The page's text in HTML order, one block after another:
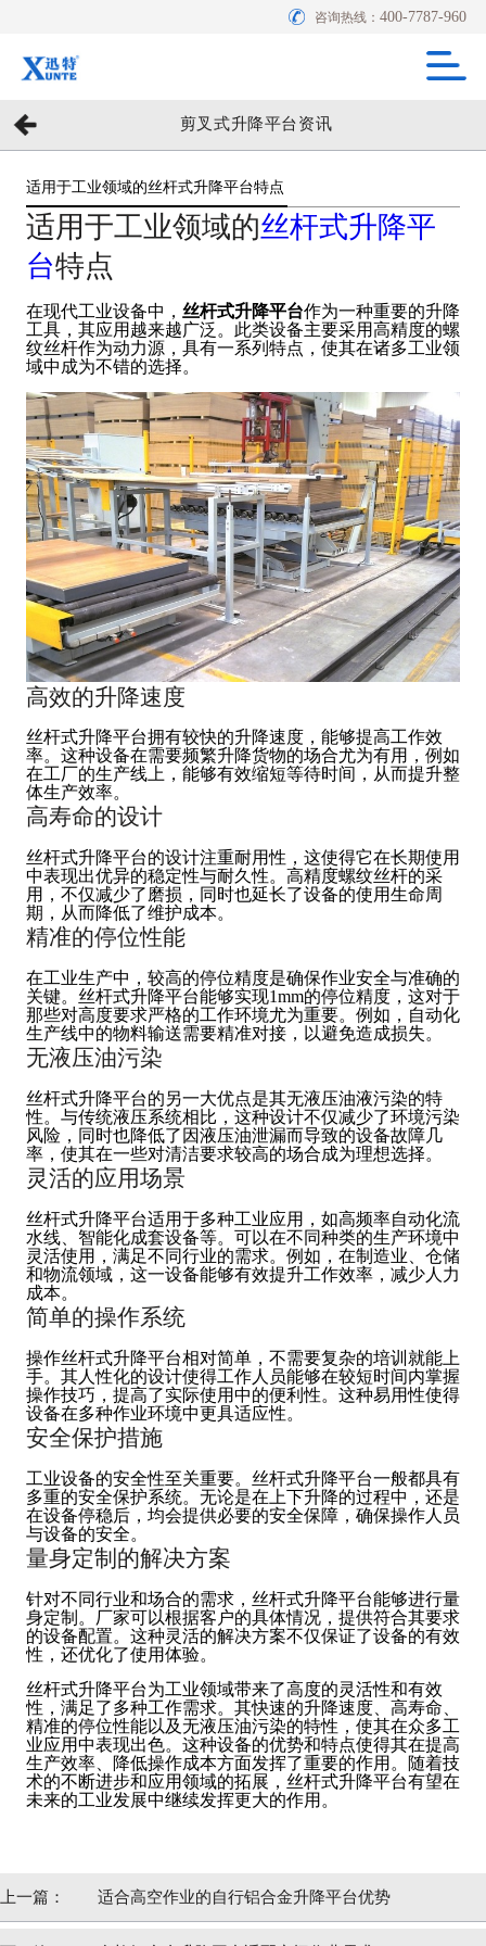
咨询热线：400-7787-960
剪叉式升降平台资讯
适用于工业领域的丝杆式升降平台特点
适用于工业领域的丝杆式升降平
台特点
在现代工业设备中， 丝杆式升降平台作为一种重要的升降
工具，其应用越来越广泛。此类设备主要采用高精度的螺
纹丝杆作为动力源，具有一系列特点，使其在诸多工业领
域中成为不错的选择。
高效的升降速度
丝杆式升降平台拥有较快的升降速度，能够提高工作效
率。这种设备在需要频繁升降货物的场合尤为有用，例如
在工厂的生产线上，能够有效缩短等待时间，从而提升整
体生产效率。
高寿命的设计
丝杆式升降平台的设计注重耐用性，这使得它在长期使用
中表现出优异的稳定性与耐久性。高精度螺纹丝杆的采
用，不仅减少了磨损，同时也延长了设备的使用生命周
期，从而降低了维护成本。
精准的停位性能
在工业生产中，较高的停位精度是确保作业安全与准确的
关键。丝杆式升降平台能够实现1mm的停位精度，这对于
那些对高度要求严格的工作环境尤为重要。例如，自动化
生产线中的物料输送需要精准对接，以避免造成损失。
无液压油污染
丝杆式升降平台的另一大优点是其无液压油液污染的特
性。与传统液压系统相比，这种设计不仅减少了环境污染
风险，同时也降低了因液压油泄漏而导致的设备故障几
率，使其在一些对清洁要求较高的场合成为理想选择。
灵活的应用场景
丝杆式升降平台适用于多种工业应用，如高频率自动化流
水线、智能化成套设备等。可以在不同种类的生产环境中
灵活使用，满足不同行业的需求。例如，在制造业、仓储
和物流领域，这一设备能够有效提升工作效率，减少人力
成本。
简单的操作系统
操作丝杆式升降平台相对简单，不需要复杂的培训就能上
手。其人性化的设计使得工作人员能够在较短时间内掌握
操作技巧，提高了实际使用中的便利性。这种易用性使得
设备在多种作业环境中更具适应性。
安全保护措施
工业设备的安全性至关重要。丝杆式升降平台一般都具有
多重的安全保护系统。无论是在上下升降的过程中，还是
在设备停稳后，均会提供必要的安全保障，确保操作人员
与设备的安全。
量身定制的解决方案
针对不同行业和场合的需求，丝杆式升降平台能够进行量
身定制。厂家可以根据客户的具体情况，提供符合其要求
的设备配置。这种灵活的解决方案不仅保证了设备的有效
性，还优化了使用体验。
丝杆式升降平台为工业领域带来了高度的灵活性和有效
性，满足了多种工作需求。其快速的升降速度、高寿命、
精准的停位性能以及无液压油污染的特性，使其在众多工
业应用中表现出色。这种设备的优势和特点使得其在提高
生产效率、降低操作成本方面发挥了重要的作用。随着技
术的不断进步和应用领域的拓展，丝杆式升降平台有望在
未来的工业发展中继续发挥更大的作用。
上一篇： 适合高空作业的自行铝合金升降平台优势